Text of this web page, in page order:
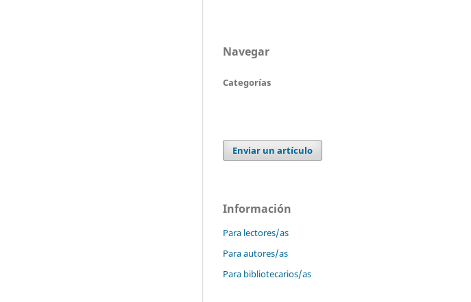
Navegar
Categorías
Enviar un artículo
Información
Para lectores/as
Para autores/as
Para bibliotecarios/as